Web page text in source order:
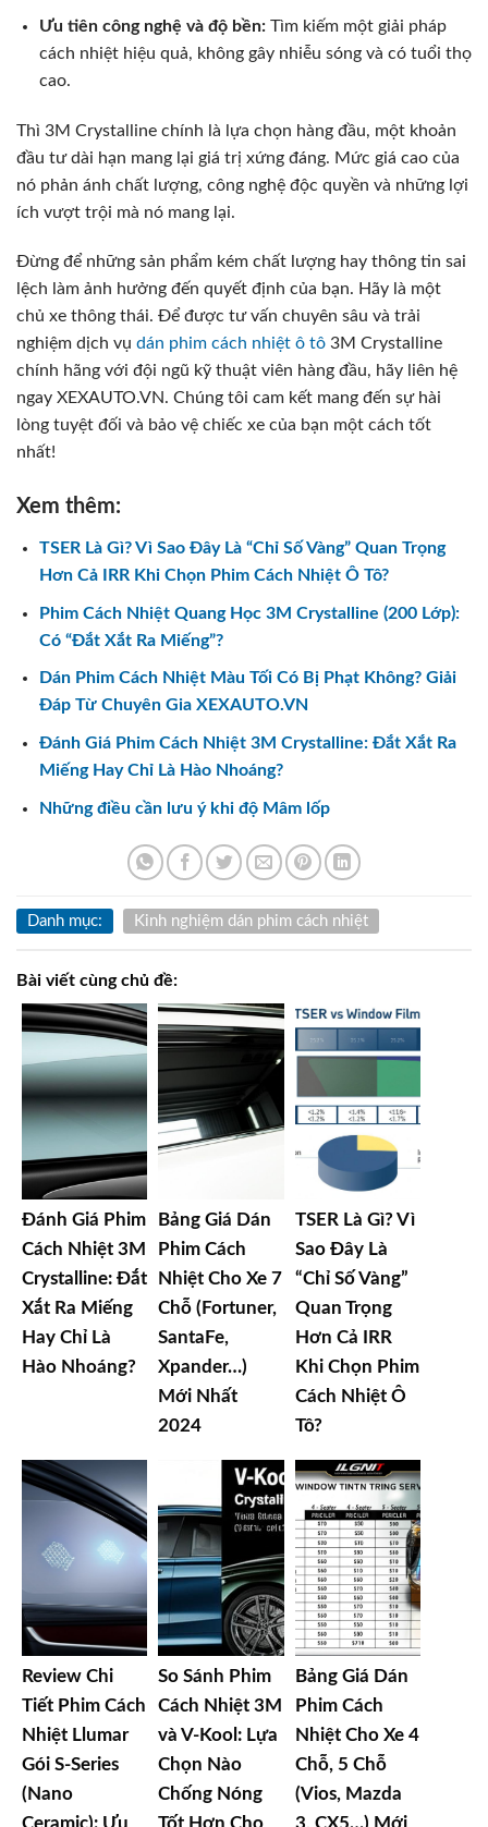
Ưu tiên công nghệ và độ bền:Tìm kiếm một giải pháp
cách nhiệt hiệu quả, không gây nhiễu sóng và có tuổi thọ
cao.
Thì 3M Crystalline chính là lựa chọn hàng đầu, một khoản
đầu tư dài hạn mang lại giá trị xứng đáng. Mức giá cao của
nó phản ánh chất lượng, công nghệ độc quyền và những lợi
ích vượt trội mà nó mang lại.
Đừng để những sản phẩm kém chất lượng hay thông tin sai
lệch làm ảnh hưởng đến quyết định của bạn. Hãy là một
chủ xe thông thái. Để được tư vấn chuyên sâu và trải
nghiệm dịch vụ dán phim cách nhiệt ô tô 3M Crystalline
chính hãng với đội ngũ kỹ thuật viên hàng đầu, hãy liên hệ
ngay XEXAUTO.VN. Chúng tôi cam kết mang đến sự hài
lòng tuyệt đối và bảo vệ chiếc xe của bạn một cách tốt
nhất!
Xem thêm:
TSER Là Gì? Vì Sao Đây Là “Chỉ Số Vàng” Quan Trọng
Hơn Cả IRR Khi Chọn Phim Cách Nhiệt Ô Tô?
Phim Cách Nhiệt Quang Học 3M Crystalline (200 Lớp):
Có “Đắt Xắt Ra Miếng”?
Dán Phim Cách Nhiệt Màu Tối Có Bị Phạt Không? Giải
Đáp Từ Chuyên Gia XEXAUTO.VN
Đánh Giá Phim Cách Nhiệt 3M Crystalline: Đắt Xắt Ra
Miếng Hay Chỉ Là Hào Nhoáng?
Những điều cần lưu ý khi độ Mâm lốp
Danh mục: Kinh nghiệm dán phim cách nhiệt
Bài viết cùng chủ đề:
Đánh Giá Phim
Cách Nhiệt 3M
Crystalline: Đắt
Xắt Ra Miếng
Hay Chỉ Là
Hào Nhoáng?
Bảng Giá Dán
Phim Cách
Nhiệt Cho Xe 7
Chỗ (Fortuner,
SantaFe,
Xpander…)
Mới Nhất
2024
TSER Là Gì? Vì
Sao Đây Là
“Chỉ Số Vàng”
Quan Trọng
Hơn Cả IRR
Khi Chọn Phim
Cách Nhiệt Ô
Tô?
Review Chi
Tiết Phim Cách
Nhiệt Llumar
Gói S-Series
(Nano
So Sánh Phim
Cách Nhiệt 3M
và V-Kool: Lựa
Chọn Nào
Chống Nóng
Bảng Giá Dán
Phim Cách
Nhiệt Cho Xe 4
Chỗ, 5 Chỗ
(Vios, Mazda